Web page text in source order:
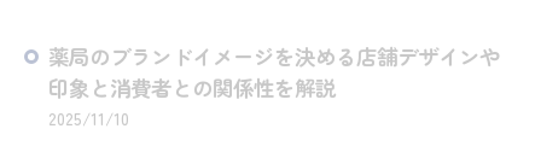
薬局のブランドイメージを決める店舗デザインや
印象と消費者との関係性を解説
2025/11/10